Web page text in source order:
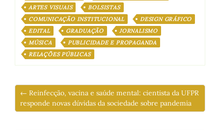
ARTES VISUAIS
BOLSISTAS
COMUNICAÇÃO INSTITUCIONAL
DESIGN GRÁFICO
EDITAL
GRADUAÇÃO
JORNALISMO
MÚSICA
PUBLICIDADE E PROPAGANDA
RELAÇÕES PÚBLICAS
← Reinfecção, vacina e saúde mental: cientista da UFPR
responde novas dúvidas da sociedade sobre pandemia